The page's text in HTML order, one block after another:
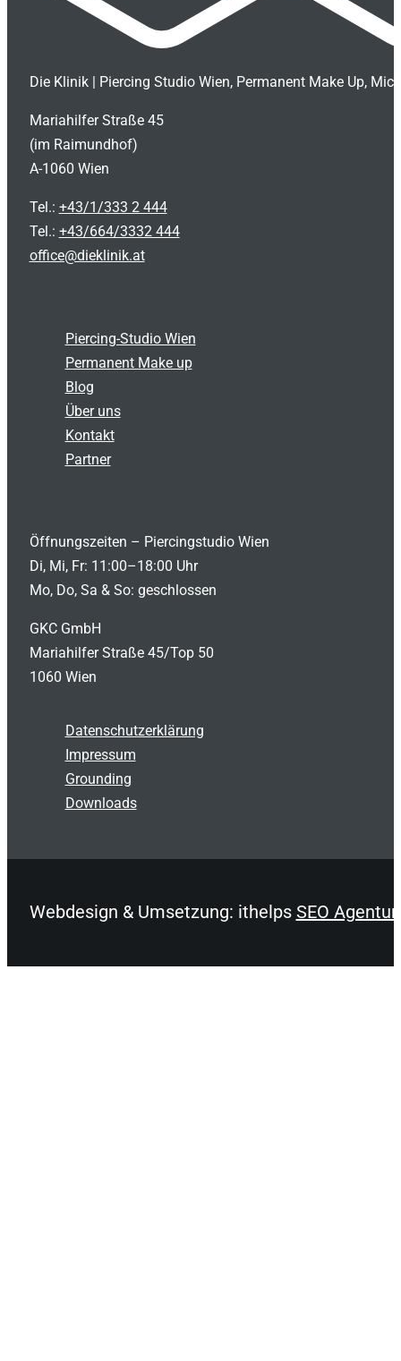
Die Klinik | Piercing Studio Wien, Permanent Make Up,
Mariahilfer Straße 45
(im Raimundhof)
A-1060 Wien
Tel.: +43/1/333 2 444
Tel.: +43/664/3332 444
office@dieklinik.at
Piercing-Studio Wien
Permanent Make up
Blog
Über uns
Kontakt
Partner
Öffnungszeiten – Piercingstudio Wien
Di, Mi, Fr: 11:00–18:00 Uhr
Mo, Do, Sa & So: geschlossen
GKC GmbH
Mariahilfer Straße 45/Top 50
1060 Wien
Datenschutzerklärung
Impressum
Grounding
Downloads
Webdesign & Umsetzung: ithelps SEO Agentur